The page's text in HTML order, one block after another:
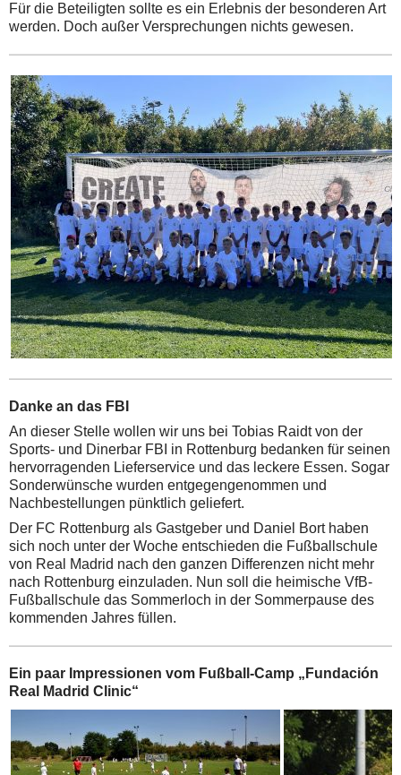
Für die Beteiligten sollte es ein Erlebnis der besonderen Art
werden. Doch außer Versprechungen nichts gewesen.
Danke an das FBI
An dieser Stelle wollen wir uns bei Tobias Raidt von der
Sports- und Dinerbar FBI in Rottenburg bedanken für seinen
hervorragenden Lieferservice und das leckere Essen. Sogar
Sonderwünsche wurden entgegengenommen und
Nachbestellungen pünktlich geliefert.
Der FC Rottenburg als Gastgeber und Daniel Bort haben
sich noch unter der Woche entschieden die Fußballschule
von Real Madrid nach den ganzen Differenzen nicht mehr
nach Rottenburg einzuladen. Nun soll die heimische VfB-
Fußballschule das Sommerloch in der Sommerpause des
kommenden Jahres füllen.
Ein paar Impressionen vom Fußball-Camp „Fundación
Real Madrid Clinic“